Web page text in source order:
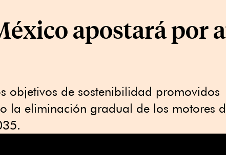
apostará por
objetivos de sostenibilidad promovidos
la eliminación gradual de los motores